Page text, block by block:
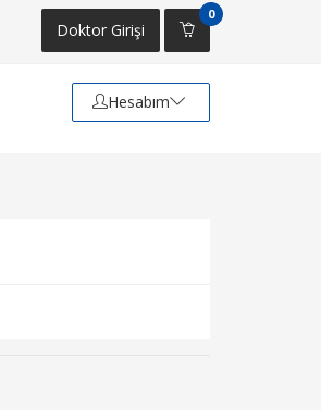
Doktor Girişi
0
Hesabım